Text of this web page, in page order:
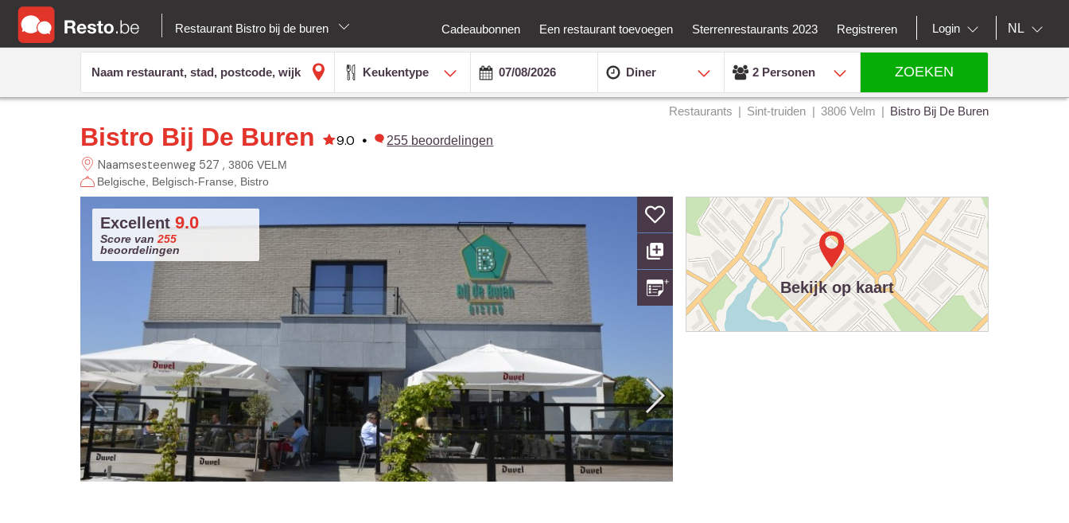
Restaurant Bistro bij de buren Cadeaubonnen Een restaurant toevoegen Sterrenrestaurants 2023 Registreren Login NL
Keukentype Diner 2 Personen ZOEKEN
Restaurants Sint-truiden 3806 Velm Bistro Bij De Buren
Bistro Bij De Buren 9.0 • 255 beoordelingen
Naamsesteenweg 527
3806 VELM
Belgische
Belgisch-Franse Bistro
Excellent 9.0
Score van 255
beoordelingen
Bekijk op kaart